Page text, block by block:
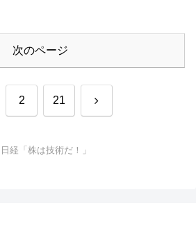
次のページ
2 21 次
経「株は技術だ！」